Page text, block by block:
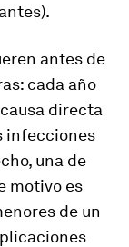
antes de
cada año
directa
infecciones
una de
motivo es
de un